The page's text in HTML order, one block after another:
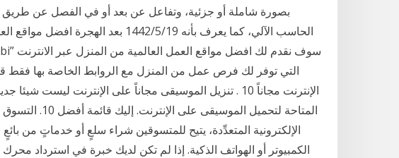
بصورة شاملة أو جزئية، وتفاعل عن بعد أو في الفصل عن
الحاسب الآلي، كما يعرف بأنه 19‏‏/5‏‏/1442
التي توفر لك فرص عمل من المنزل مع الروابط الخاصة بها فقط
الإنترنت مجاناً 10 . تنزيل الموسيقى مجاناً على الإنترنت ليست
المتاحة لتحميل
الإلكترونية المتعدِّدة، يتيح للمتسوقين شراء سلعٍ أو خدماتٍ من
الكمبيوتر أو الهواتف الذكية. إذا لم تكن لديك خبرة في استرداد